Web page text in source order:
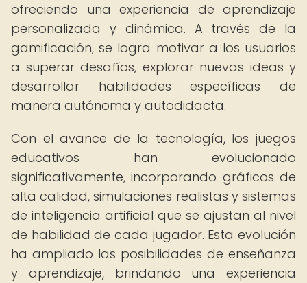
ofreciendo una experiencia de aprendizaje
personalizada y dinámica. A través de la
gamificación, se logra motivar a los usuarios
a superar desafíos, explorar nuevas ideas y
desarrollar habilidades específicas de
manera autónoma y autodidacta.
Con el avance de la tecnología, los juegos
educativos han evolucionado
significativamente, incorporando gráficos de
alta calidad, simulaciones realistas y sistemas
de inteligencia artificial que se ajustan al nivel
de habilidad de cada jugador. Esta evolución
ha ampliado las posibilidades de enseñanza
y aprendizaje, brindando una experiencia